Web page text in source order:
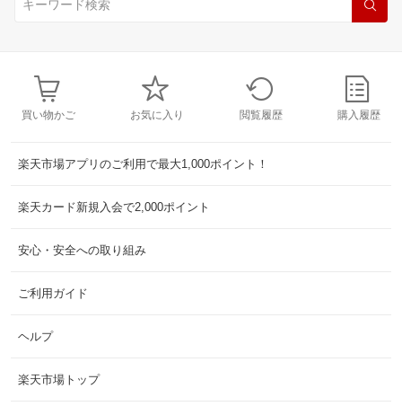
買い物かご お気に入り 閲覧履歴 購入履歴
楽天市場アプリのご利用で最大1,000ポイント！
楽天カード新規入会で2,000ポイント
安心・安全への取り組み
ご利用ガイド
ヘルプ
楽天市場トップ